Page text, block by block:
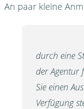
An paar kleine
durch eine
der Agentur
Sie einen
Verfügung